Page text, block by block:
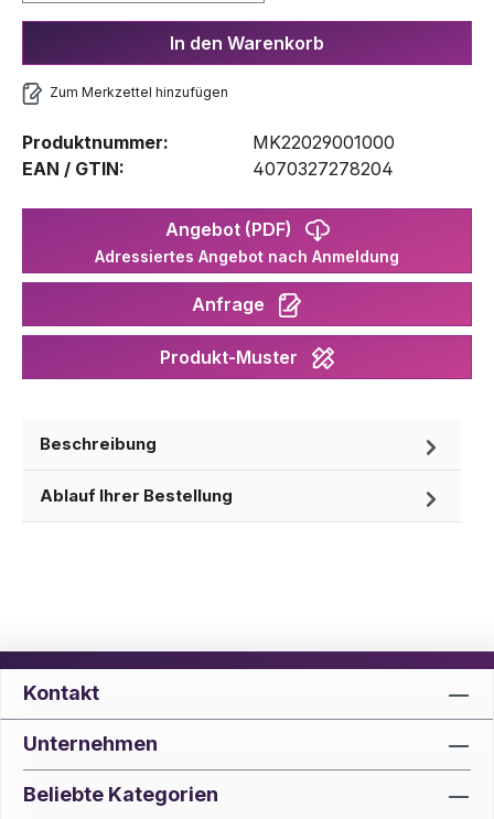
In den Warenkorb
Zum Merkzettel hinzufügen
Produktnummer:
MK22029001000
EAN / GTIN:
4070327278204
Angebot (PDF)
Adressiertes Angebot nach Anmeldung
Anfrage
Produkt-Muster
Beschreibung
Ablauf Ihrer Bestellung
Kontakt
Unternehmen
Beliebte Kategorien